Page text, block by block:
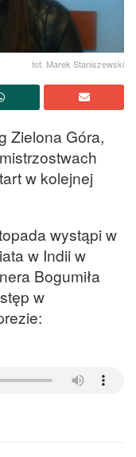
fot. Marek Staniszewski
Zielona Góra,
w kolejnej
wystąpi w
w Indii w
Bogumiła
w